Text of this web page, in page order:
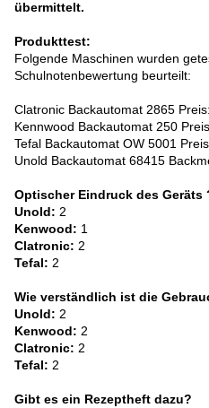
übermittelt.
Produkttest:
Folgende Maschinen wurden
Schulnotenbewertung beurteilt:
Clatronic Backautomat 2865
Kennwood Backautomat 250
Tefal Backautomat OW 5001
Unold Backautomat 68415
Optischer Eindruck des Geräts
Unold: 2
Kenwood: 1
Clatronic: 2
Tefal: 2
Wie verständlich ist die
Unold: 2
Kenwood: 2
Clatronic: 2
Tefal: 2
Gibt es ein Rezeptheft dazu?